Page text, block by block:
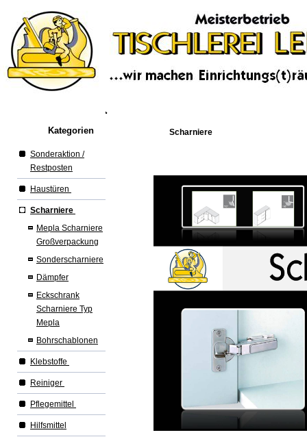
Kategorien
Sonderaktion /
Restposten
Haustüren
Scharniere
Mepla Scharniere
Großverpackung
Sonderscharniere
Dämpfer
Eckschrank
Scharniere Typ
Mepla
Bohrschablonen
Klebstoffe
Reiniger
Pflegemittel
Hilfsmittel
Scharniere